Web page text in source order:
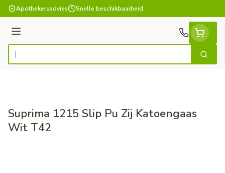
Ga naar de inhoud
Apothekersadvies Snelle beschikbaarheid
Menu
Product, merk, categorie... Zoek
Suprima 1215 Slip Pu Zij Katoengaas
Wit T42